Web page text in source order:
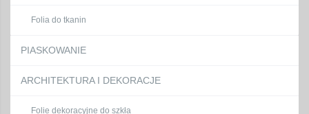
Folia do tkanin
PIASKOWANIE
ARCHITEKTURA I DEKORACJE
Folie dekoracyjne do szkła